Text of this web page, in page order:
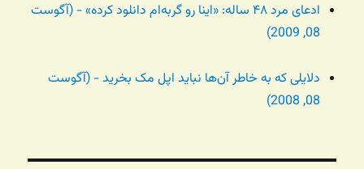
ادعای مرد ۴۸ ساله: «اینا رو گربه‌ام دانلود کرده» - (آگوست
08, 2009)
دلایلی که به خاطر آن‌ها نباید اپل مک بخرید - (آگوست
08, 2008)